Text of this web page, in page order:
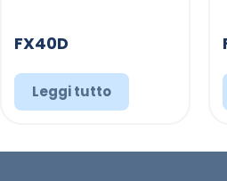
FX40D
Leggi tutto